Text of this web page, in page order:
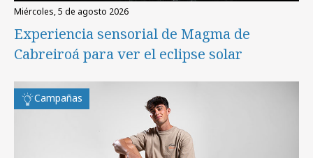
miércoles, 5 de agosto 2026
Experiencia sensorial de Magma de
Cabreiroá para ver el eclipse solar
Campañas